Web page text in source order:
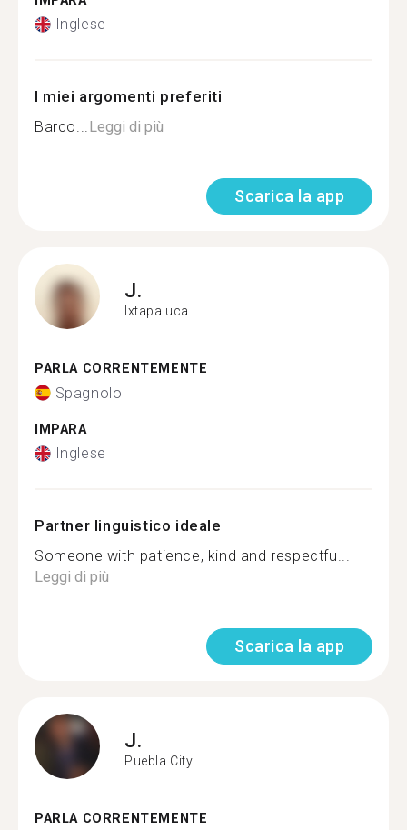
Inglese
I miei argomenti preferiti
Barco...Leggi di più
Scarica la app
J.
Ixtapaluca
PARLA CORRENTEMENTE
Spagnolo
IMPARA
Inglese
Partner linguistico ideale
Someone with patience, kind and respectfu...
Leggi di più
Scarica la app
J.
Puebla City
PARLA CORRENTEMENTE